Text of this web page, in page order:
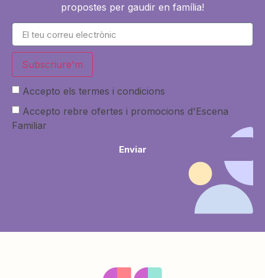
propostes per gaudir en família!
Subscriure'm
Accepto els termes i condicions
Accepto rebre ofertes i promocions d'Escena
Familiar
Enviar